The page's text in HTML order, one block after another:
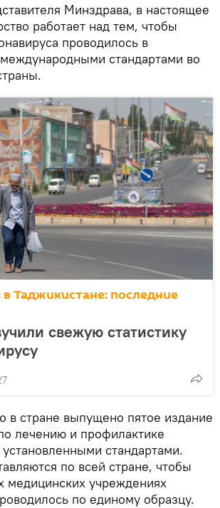
Минздрава, в настоящее
работает над тем, чтобы
проводилось в
международными стандартами во
Таджикистане: последние
свежую статистику
в стране выпущено пятое издание
лечению и профилактике
стандартами.
по всей стране, чтобы
медицинских учреждениях
по единому образцу.